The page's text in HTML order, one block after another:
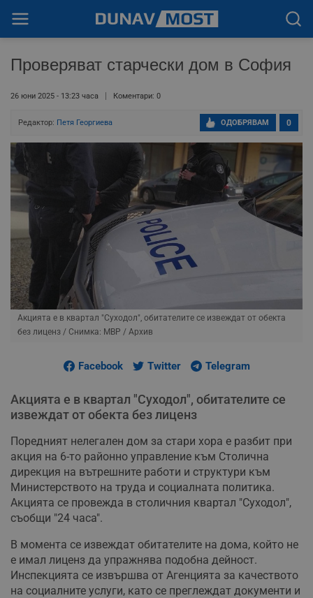
Проверяват старчески дом в София
26 юни 2025 - 13:23 часа Коментари: 0
Редактор: Петя Георгиева 0
ОДОБРЯВАМ
Акцията е в квартал "Суходол", обитателите се извеждат от обекта
без лиценз / Снимка: МВР / Архив
Facebook Twitter Telegram
Акцията е в квартал "Суходол", обитателите се
извеждат от обекта без лиценз
Поредният нелегален дом за стари хора е разбит при
акция на 6-то районно управление към Столична
дирекция на вътрешните работи и структури към
Министерството на труда и социалната политика.
Акцията се провежда в столичния квартал "Суходол",
съобщи "24 часа".
В момента се извеждат обитателите на дома, който не
е имал лиценз да упражнява подобна дейност.
Инспекцията се извършва от Агенцията за качеството
на социалните услуги, като се преглеждат документи и